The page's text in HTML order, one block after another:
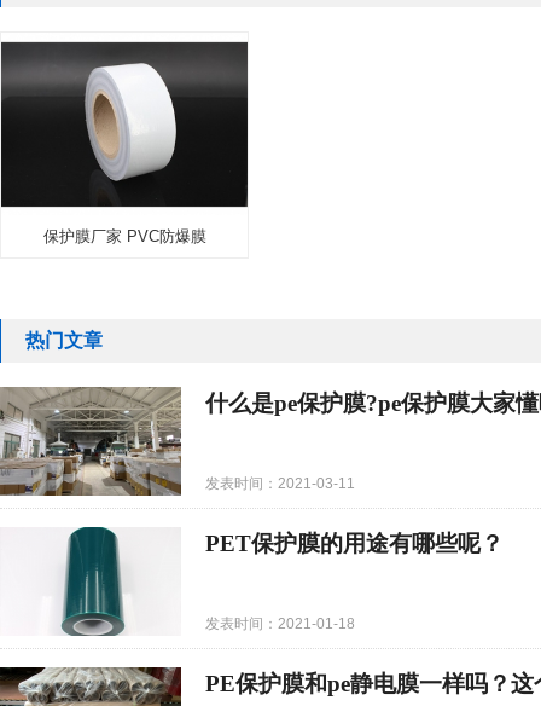
保护膜厂家 PVC防爆膜
热门文章
什么是pe保护膜?pe保护膜大家
发表时间：2021-03-11
PET保护膜的用途有哪些呢？
发表时间：2021-01-18
PE保护膜和pe静电膜一样吗？